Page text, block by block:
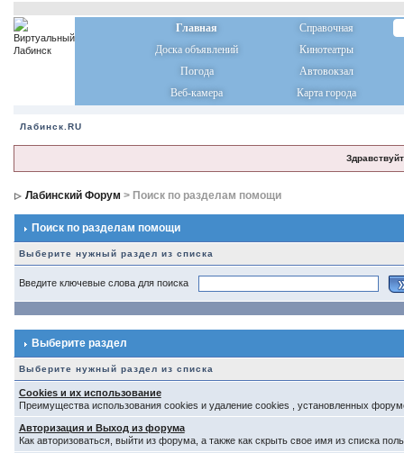
Главная
Справочная
Доска объявлений
Кинотеатры
Погода
Автовокзал
Веб-камера
Карта города
Лабинск.RU
Лабинский Форум > Поиск по разделам помощи
Поиск по разделам помощи
Выберите нужный раздел из списка
Введите ключевые слова для поиска
Выберите раздел
Выберите нужный раздел из списка
Cookies и их использование
Преимущества использования cookies и удаление cookies , установленных
Авторизация и Выход из форума
Как авторизоваться, выйти из форума, а также как скрыть свое имя из списка